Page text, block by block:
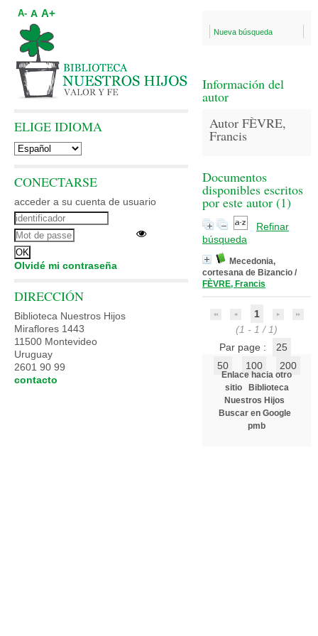
Nueva búsqueda
Información del
autor
Autor FÈVRE,
Francis
Documentos
disponibles escritos
por este autor (1)
Refinar
búsqueda
Mecedonia,
cortesana de Bizancio /
FÈVRE, Francis
1
(1 - 1 / 1)
Par page :
25
50
100 200
Enlace hacia otro
sitio
Biblioteca
Nuestros Hijos
Buscar en Google
pmb
A- A A+
ELIGE IDIOMA
CONECTARSE
acceder a su cuenta de usuario
Olvidé mi contraseña
DIRECCIÓN
Biblioteca Nuestros Hijos
Miraflores 1443
11500 Montevideo
Uruguay
2601 90 99
contacto